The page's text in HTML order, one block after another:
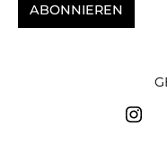
ABONNIEREN